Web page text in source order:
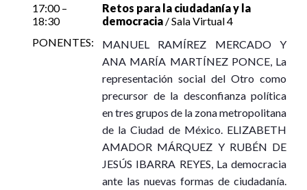
Eje 07. Acceso a la justicia: la lucha contra la corrupción y
Retos para la justicia y el Estado de Derecho
Ponentes: Laura Nelly Medellin Mendoza, Efrén Vázquez
Modera: María Teresa Villarreal Martínez
Jueves 12 de noviembre, 09:00 – 10:25
Sala de Eventos Especiales 2
Ver en Youtube
Gestión escolar, liderazgo y gobernanza /
Construcciones, deconstrucciones y retos en
instituciones de educación obligatoria
Autora: María Verónica Nava Avilés (Coordinadora)
17:00 –
18:30
Retos para la ciudadanía y la
democracia / Sala Virtual 4
PONENTES:
MANUEL RAMÍREZ MERCADO Y
ANA MARÍA MARTÍNEZ PONCE, La
representación social del Otro como
precursor de la desconfianza política
en tres grupos de la zona metropolitana
de la Ciudad de México. ELIZABETH
AMADOR MÁRQUEZ Y RUBÉN DE
JESÚS IBARRA REYES, La democracia
ante las nuevas formas de ciudadanía.